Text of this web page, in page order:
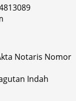
Notaris Nomor
Indah